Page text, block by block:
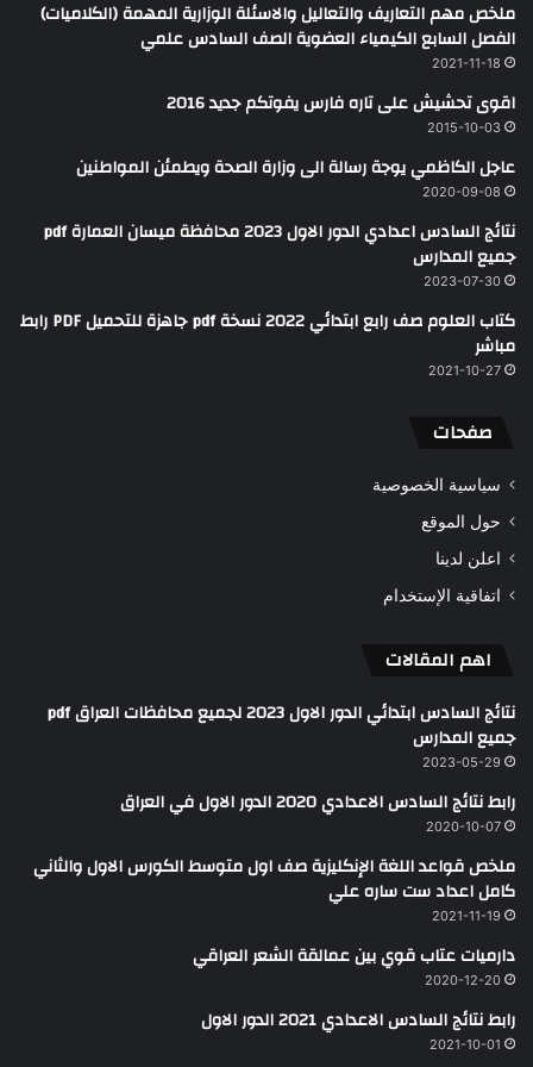
ملخص مهم التعاريف والتعاليل والاسئلة الوزارية المهمة (الكلاميات)
الفصل السابع الكيمياء العضوية الصف السادس علمي
2021-11-18
اقوى تحشيش على تاره فارس يفوتكم جديد 2016
2015-10-03
عاجل الكاظمي يوجة رسالة الى وزارة الصحة ويطمئن المواطنين
2020-09-08
نتائج السادس اعدادي الدور الاول 2023 محافظة ميسان العمارة pdf
جميع المدارس
2023-07-30
كتاب العلوم صف رابع ابتدائي 2022 نسخة pdf جاهزة للتحميل PDF رابط
مباشر
2021-10-27
صفحات
سياسية الخصوصية
حول الموقع
اعلن لدينا
اتفاقية الإستخدام
اهم المقالات
نتائج السادس ابتدائي الدور الاول 2023 لجميع محافظات العراق pdf
جميع المدارس
2023-05-29
رابط نتائج السادس الاعدادي 2020 الدور الاول في العراق
2020-10-07
ملخص قواعد اللغة الإنكليزية صف اول متوسط الكورس الاول والثاني
كامل اعداد ست ساره علي
2021-11-19
دارميات عتاب قوي بين عمالقة الشعر العراقي
2020-12-20
رابط نتائج السادس الاعدادي 2021 الدور الاول
2021-10-01